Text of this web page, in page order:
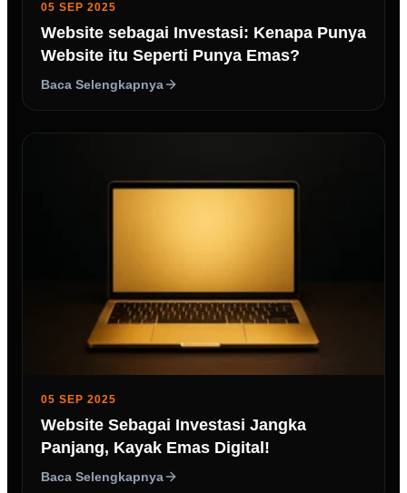
05 SEP 2025
Website sebagai Investasi: Kenapa Punya
Website itu Seperti Punya Emas?
Baca Selengkapnya
05 SEP 2025
Website Sebagai Investasi Jangka
Panjang, Kayak Emas Digital!
Baca Selengkapnya